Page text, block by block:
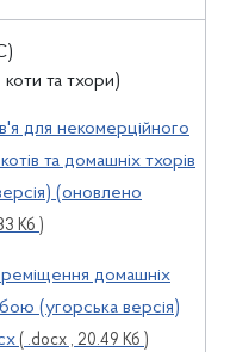
та тхори)
для некомерційного
та домашніх тхорів
(оновлено
Кб )
домашніх
(угорська версія)
( .docx , 20.49 Кб )